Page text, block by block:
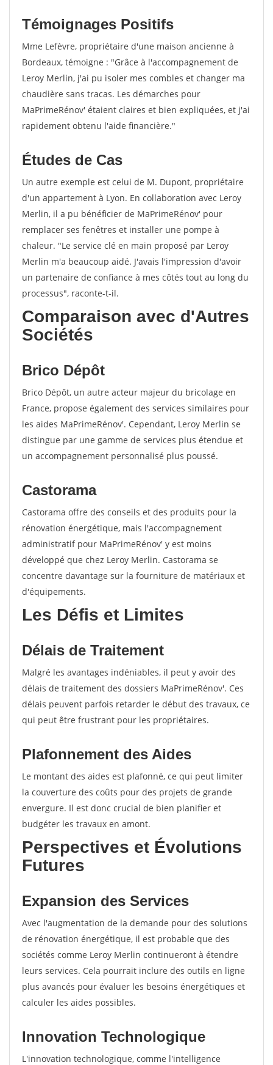
Témoignages Positifs
Mme Lefèvre, propriétaire d'une maison ancienne à
Bordeaux, témoigne : "Grâce à l'accompagnement de
Leroy Merlin, j'ai pu isoler mes combles et changer ma
chaudière sans tracas. Les démarches pour
MaPrimeRénov' étaient claires et bien expliquées, et j'ai
rapidement obtenu l'aide financière."
Études de Cas
Un autre exemple est celui de M. Dupont, propriétaire
d'un appartement à Lyon. En collaboration avec Leroy
Merlin, il a pu bénéficier de MaPrimeRénov' pour
remplacer ses fenêtres et installer une pompe à
chaleur. "Le service clé en main proposé par Leroy
Merlin m'a beaucoup aidé. J'avais l'impression d'avoir
un partenaire de confiance à mes côtés tout au long du
processus", raconte-t-il.
Comparaison avec d'Autres
Sociétés
Brico Dépôt
Brico Dépôt, un autre acteur majeur du bricolage en
France, propose également des services similaires pour
les aides MaPrimeRénov'. Cependant, Leroy Merlin se
distingue par une gamme de services plus étendue et
un accompagnement personnalisé plus poussé.
Castorama
Castorama offre des conseils et des produits pour la
rénovation énergétique, mais l'accompagnement
administratif pour MaPrimeRénov' y est moins
développé que chez Leroy Merlin. Castorama se
concentre davantage sur la fourniture de matériaux et
d'équipements.
Les Défis et Limites
Délais de Traitement
Malgré les avantages indéniables, il peut y avoir des
délais de traitement des dossiers MaPrimeRénov'. Ces
délais peuvent parfois retarder le début des travaux, ce
qui peut être frustrant pour les propriétaires.
Plafonnement des Aides
Le montant des aides est plafonné, ce qui peut limiter
la couverture des coûts pour des projets de grande
envergure. Il est donc crucial de bien planifier et
budgéter les travaux en amont.
Perspectives et Évolutions
Futures
Expansion des Services
Avec l'augmentation de la demande pour des solutions
de rénovation énergétique, il est probable que des
sociétés comme Leroy Merlin continueront à étendre
leurs services. Cela pourrait inclure des outils en ligne
plus avancés pour évaluer les besoins énergétiques et
calculer les aides possibles.
Innovation Technologique
L'innovation technologique, comme l'intelligence